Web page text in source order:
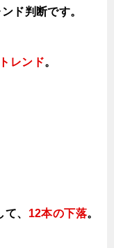
ド判断です。
レンド。
て、 12本の下落。